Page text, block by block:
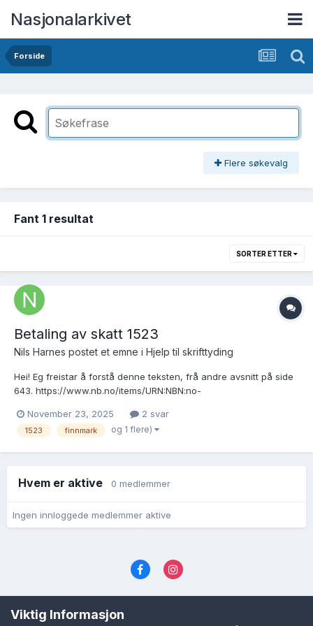
Nasjonalarkivet
Forside
Flere søkevalg
Fant 1 resultat
SORTER ETTER
Betaling av skatt 1523
Nils Harnes postet et emne i Hjelp til skrifttyding
Hei! Eg freistar å forstå denne teksten, frå andre avsnitt på side
643. https://www.nb.no/items/URN:NBN:no-
dette i nærleiken? Er usikker på ein del her... "5 våger rotskjer
mottok eg av Gunder Småsvein, fut i Ryfylke, månd...
November 23, 2025 2 svar
1523 finnmark og 1 flere)
Hvem er aktive 0 medlemmer
Ingen innloggede medlemmer aktive
Cookies (informasjonskapsler)
Viktig Informasjon